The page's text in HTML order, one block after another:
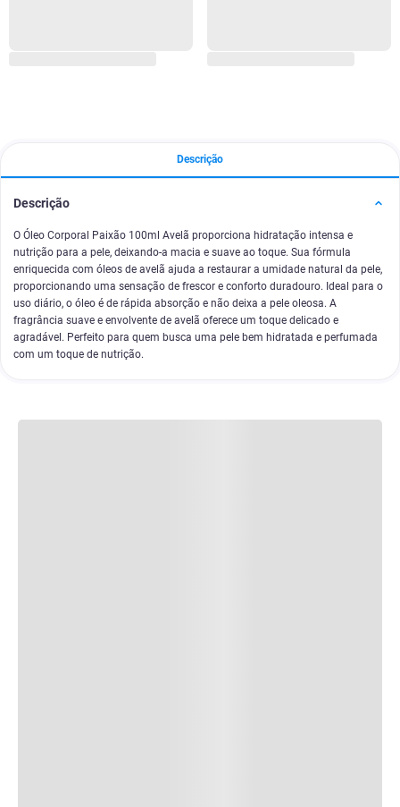
Descrição
Descrição
O Óleo Corporal Paixão 100ml Avelã proporciona hidratação intensa e
nutrição para a pele, deixando-a macia e suave ao toque. Sua fórmula
enriquecida com óleos de avelã ajuda a restaurar a umidade natural da pele,
proporcionando uma sensação de frescor e conforto duradouro. Ideal para o
uso diário, o óleo é de rápida absorção e não deixa a pele oleosa. A
fragrância suave e envolvente de avelã oferece um toque delicado e
agradável. Perfeito para quem busca uma pele bem hidratada e perfumada
com um toque de nutrição.